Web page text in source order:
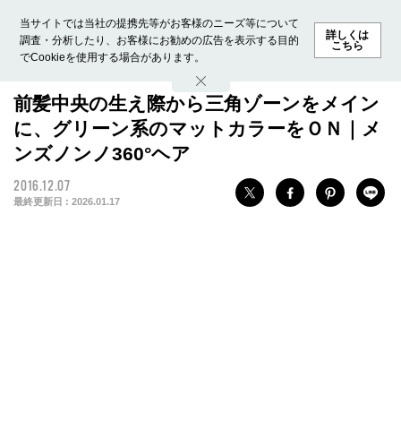
当サイトでは当社の提携先等がお客様のニーズ等について
調査・分析したり、お客様にお勧めの広告を表示する目的
でCookieを使用する場合があります。
詳しくは
こちら
ホーム モデル募集 ランキング ファッション ビューテ
前髪中央の生え際から三角ゾーンをメイン
に、グリーン系のマットカラーをＯＮ｜メ
ンズノンノ360°ヘア
2016.12.07
最終更新日 : 2026.01.17